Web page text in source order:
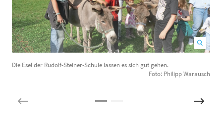
Die Esel der Rudolf-Steiner-Schule lassen es sich gut gehen.
Foto: Philipp Warausch